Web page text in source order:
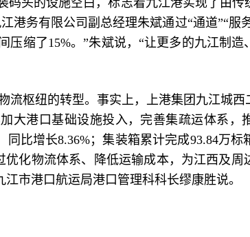
务有限公司副总经理朱斌通过“通道”“服
缩了15%。”朱斌说，“让更多的九江制
枢纽的转型。事实上，上港集团九江城
大港口基础设施投入，完善集疏运体系，
比增长8.36%；集装箱累计完成93.84万标
化物流体系、降低运输成本，为江西及周
市港口航运局港口管理科科长缪康胜说。